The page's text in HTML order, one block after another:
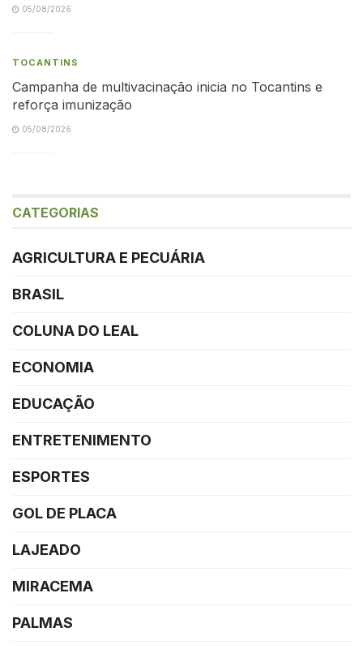
05/08/2026
TOCANTINS
Campanha de multivacinação inicia no Tocantins e
reforça imunização
05/08/2026
CATEGORIAS
AGRICULTURA E PECUÁRIA
BRASIL
COLUNA DO LEAL
ECONOMIA
EDUCAÇÃO
ENTRETENIMENTO
ESPORTES
GOL DE PLACA
LAJEADO
MIRACEMA
PALMAS